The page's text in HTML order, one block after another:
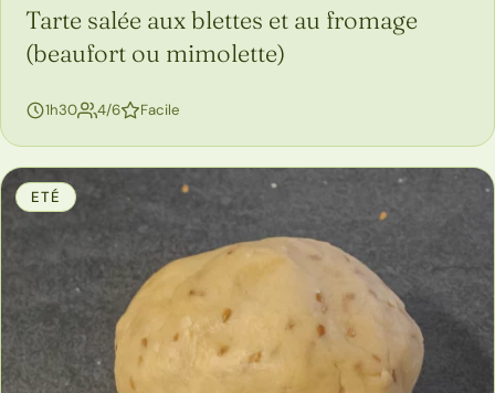
Tarte salée aux blettes et au fromage
(beaufort ou mimolette)
1h30 4/6personnes
Facile
ETÉ